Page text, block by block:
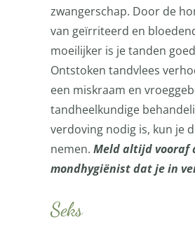
zwangerschap. Door de
van geïrriteerd en
moeilijker is je tanden
Ontstoken tandvlees
een miskraam en
tandheelkundige
verdoving nodig is, kun je
nemen. Meld altijd vooraf
mondhygiënist dat je in
Seks